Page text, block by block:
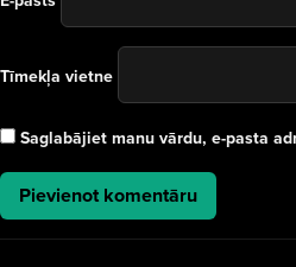
Tīmekļa vietne
Saglabājiet manu vārdu, e-pasta